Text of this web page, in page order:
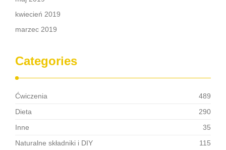
kwiecień 2019
marzec 2019
Categories
Ćwiczenia
489
Dieta
290
Inne
35
Naturalne składniki i DIY
115